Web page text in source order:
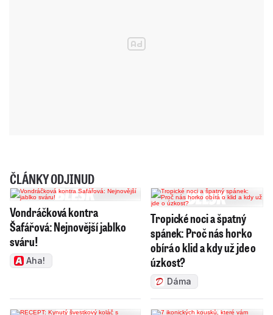
ČLÁNKY ODJINUD
Vondráčková kontra
Šafářová: Nejnovější jablko
sváru!
Aha!
Tropické noci a špatný
spánek: Proč nás horko
obírá o klid a kdy už jde o
úzkost?
Dáma